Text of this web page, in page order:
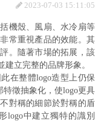
2023-07-03 15:11:05
機殼、風扇、水冷扇等
常重視產品的效能。其
。隨著市場的拓展，該
立完整的品牌形象。
在整體logo造型上仍保
特徵抽象化，使logo更具
對稱的細節於對稱的盾
logo中建立獨特的識別